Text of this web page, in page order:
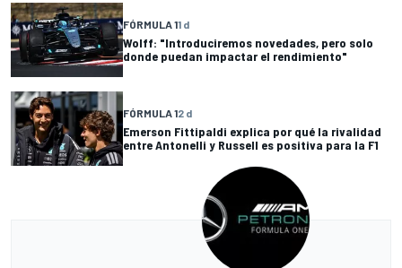
FÓRMULA 11 d
Wolff: "Introduciremos novedades, pero solo
donde puedan impactar el rendimiento"
FÓRMULA 12 d
Emerson Fittipaldi explica por qué la rivalidad
entre Antonelli y Russell es positiva para la F1